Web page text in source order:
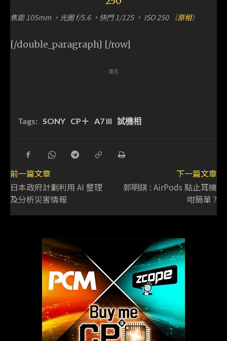
焦距 105mm ，光圈 f/5.6 ，快門 1/125 ， ISO 250 （原相）
[/double_paragraph] [/row]
- 廣告 -
Tags: SONY CP＋ A7 III 試機相
前一篇文章
日本政府計劃利用 AI 整理
及分析災害情報
下一篇文章
郭明錤 : AirPods 點止耳機
咁簡單 ?